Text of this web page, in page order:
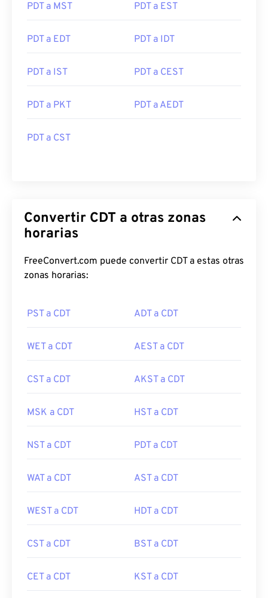
PDT a MST PDT a EST
PDT a EDT PDT a IDT
PDT a IST PDT a CEST
PDT a PKT PDT a AEDT
PDT a CST
Convertir CDT a otras zonas
horarias
FreeConvert.com puede convertir CDT a estas otras
zonas horarias:
PST a CDT ADT a CDT
WET a CDT AEST a CDT
CST a CDT AKST a CDT
MSK a CDT HST a CDT
NST a CDT PDT a CDT
WAT a CDT AST a CDT
WEST a CDT HDT a CDT
CST a CDT BST a CDT
CET a CDT KST a CDT